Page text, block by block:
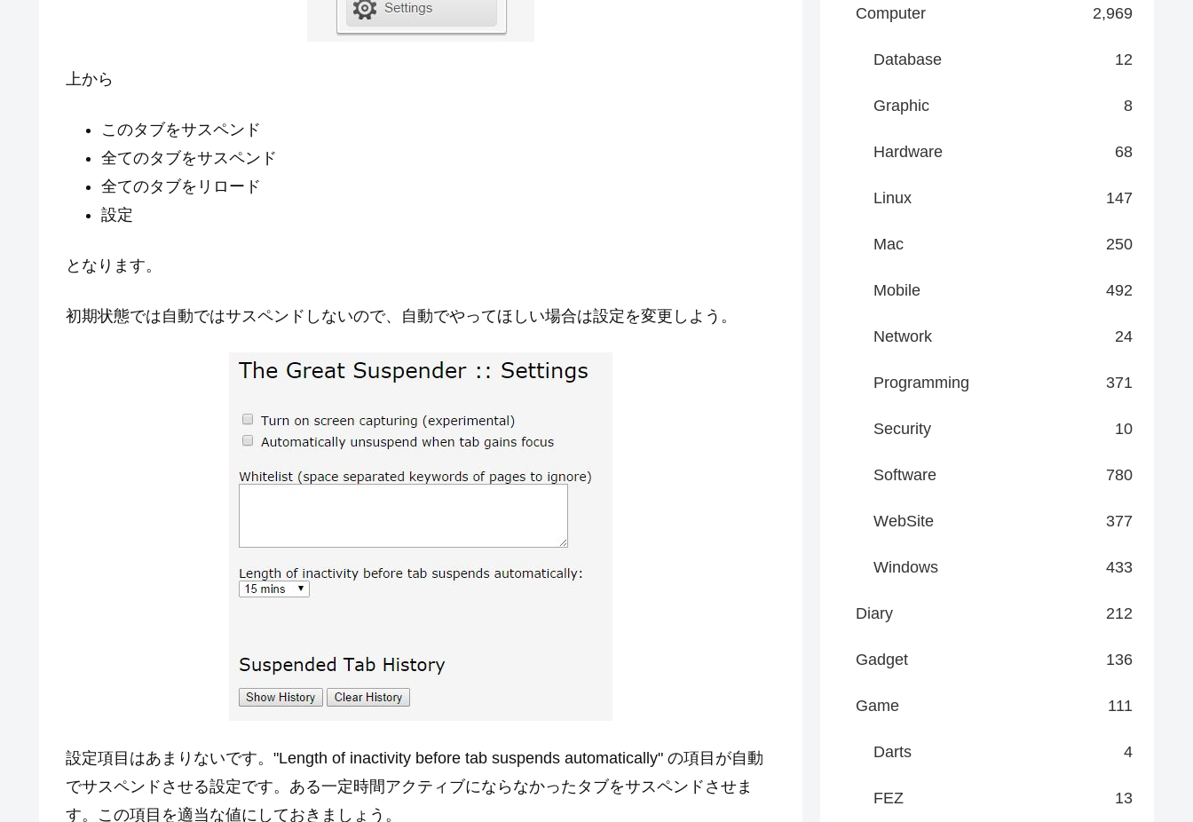
上から
このタブをサスペンド
全てのタブをサスペンド
全てのタブをリロード
設定
となります。
初期状態では自動ではサスペンドしないので、自動でやってほしい場合は設定を変更しよう。
設定項目はあまりないです。"Length of inactivity before tab suspends automatically" の項目が自動
でサスペンドさせる設定です。ある一定時間アクティブにならなかったタブをサスペンドさせま
す。この項目を適当な値にしておきましょう。
Computer 2,969
Database 12
Graphic 8
Hardware 68
Linux 147
Mac 250
Mobile 492
Network 24
Programming 371
Security 10
Software 780
WebSite 377
Windows 433
Diary 212
Gadget 136
Game 111
Darts 4
FEZ 13